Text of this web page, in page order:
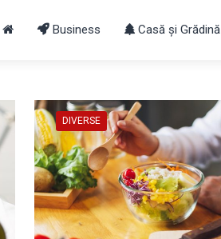
Business Casă și Grădină
DIVERSE